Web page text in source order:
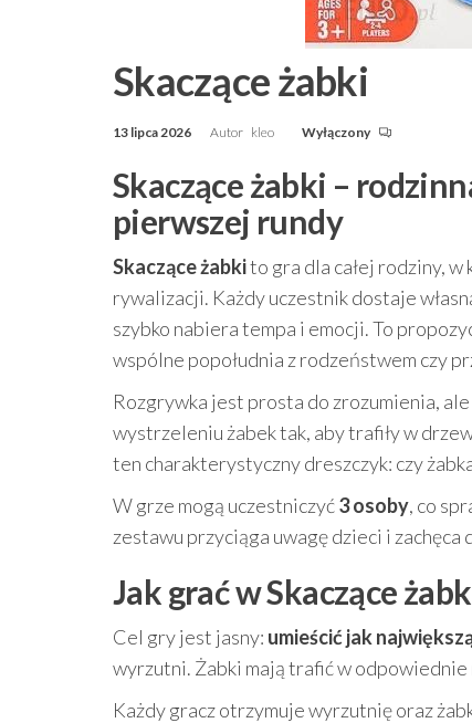
Skaczące żabki
13 lipca 2026 Autor kleo Wyłączony
Skaczące żabki –
pierwszej rundy
Skaczące żabkito gra dla całej rodziny,
rywalizacji. Każdy uczestnik dostaje
szybko nabiera tempa i emocji. To
wspólne popołudnia z rodzeństwem czy
Rozgrywka jest prosta do zrozumienia,
wystrzeleniu żabek tak, aby trafiły w
ten charakterystyczny dreszczyk: czy
W grze mogą uczestniczyć3 osoby, co
zestawu przyciąga uwagę dzieci i zachęca
Jak grać w Skaczące
Cel gry jest jasny: umieścić jak
wyrzutni. Żabki mają trafić w odpowiednie
Każdy gracz otrzymuje wyrzutnię oraz